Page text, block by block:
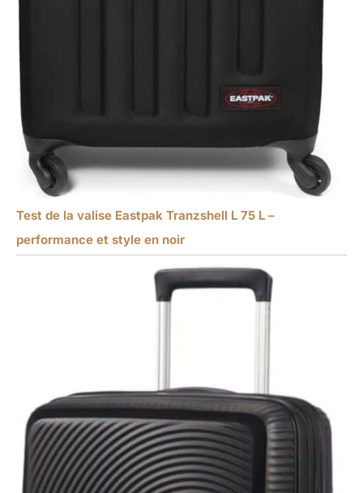
Test de la valise Eastpak Tranzshell L 75 L –
performance et style en noir